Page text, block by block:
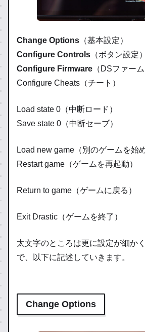
Change Options （基本設定）
Configure Controls （ボタン設定）
Configure Firmware （DSファー
Configure Cheats（チート）
Load state 0（中断ロード）
Save state 0（中断セーブ）
Load new game（別のゲームを始め
Restart game（ゲームを再起動）
Return to game（ゲームに戻る）
Exit Drastic（ゲームを終了）
太文字のところは更に設定が細か
で、以下に記述していきます。
Change Options